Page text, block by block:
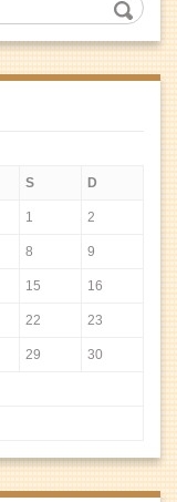
S D
1 2
8 9
15 16
22 23
29 30